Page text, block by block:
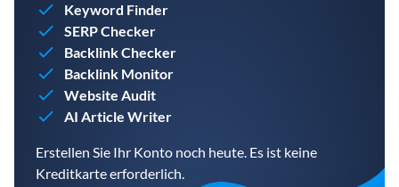
Keyword Finder
SERP Checker
Backlink Checker
Backlink Monitor
Website Audit
AI Article Writer
Erstellen Sie Ihr Konto noch heute. Es ist keine
Kreditkarte erforderlich.